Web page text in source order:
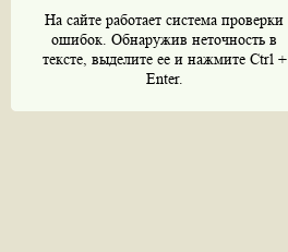
На сайте работает система проверки
ошибок. Обнаружив неточность в
тексте, выделите ее и нажмите Ctrl +
Enter.